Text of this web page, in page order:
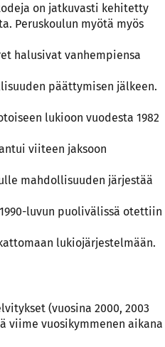
on jatkuvasti kehitetty
Peruskoulun myötä myös
halusivat vanhempiensa
päättymisen jälkeen.
lukioon vuodesta 1982
viiteen jaksoon
mahdollisuuden järjestää
luvun puolivälissä otettiin
lukiojärjestelmään.
(vuosina 2000, 2003
viime vuosikymmenen aikana